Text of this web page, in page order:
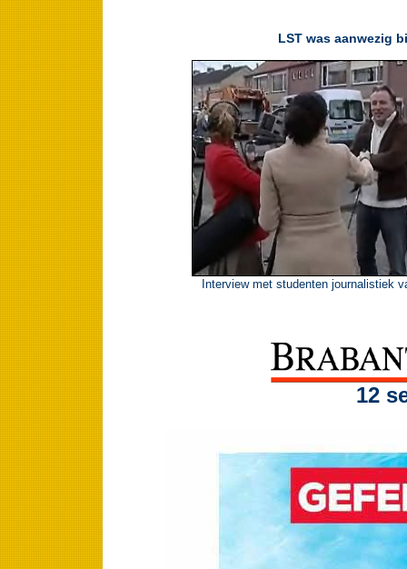
LST was aanwezig
Interview met studenten journalistiek
12